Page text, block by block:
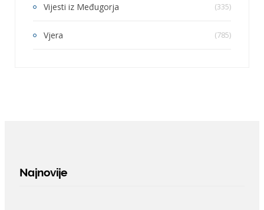
Vijesti iz Međugorja (335)
Vjera (785)
Najnovije